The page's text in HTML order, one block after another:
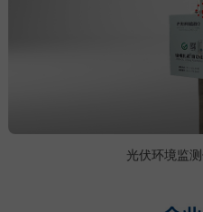
光伏环境监测